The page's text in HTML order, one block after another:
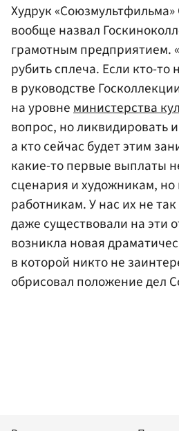
Худрук
вообще назвал
грамотным предприятием.
рубить сплеча. Если кто-то
в руководстве
на уровнеминистерства
вопрос, но ликвидировать
а кто сейчас будет этим
какие-то первые выплаты
сценария и художникам,
работникам. У нас их не
даже существовали на эти
возникла новая
в которой никто не
обрисовал положение дел